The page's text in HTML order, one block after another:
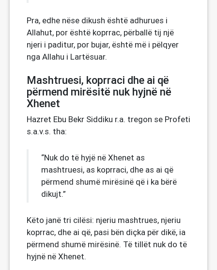
Pra, edhe nëse dikush është adhurues i
Allahut, por është koprrac, përballë tij një
njeri i paditur, por bujar, është më i pëlqyer
nga Allahu i Lartësuar.
Mashtruesi, koprraci dhe ai që
përmend mirësitë nuk hyjnë në
Xhenet
Hazret Ebu Bekr Siddiku r.a. tregon se Profeti
s.a.v.s. tha:
“Nuk do të hyjë në Xhenet as
mashtruesi, as koprraci, dhe as ai që
përmend shumë mirësinë që i ka bërë
dikujt.”
Këto janë tri cilësi: njeriu mashtrues, njeriu
koprrac, dhe ai që, pasi bën diçka për dikë, ia
përmend shumë mirësinë. Të tillët nuk do të
hyjnë në Xhenet.